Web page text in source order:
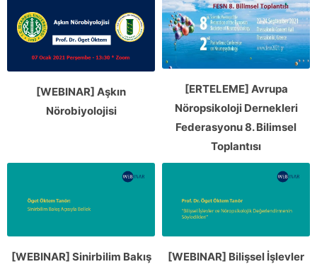
[WEBINAR] Aşkın
Nörobiyolojisi
[ERTELEME] Avrupa
Nöropsikoloji Dernekleri
Federasyonu 8. Bilimsel
Toplantısı
[WEBINAR] Sinirbilim Bakış [WEBINAR] Bilişsel İşlevler